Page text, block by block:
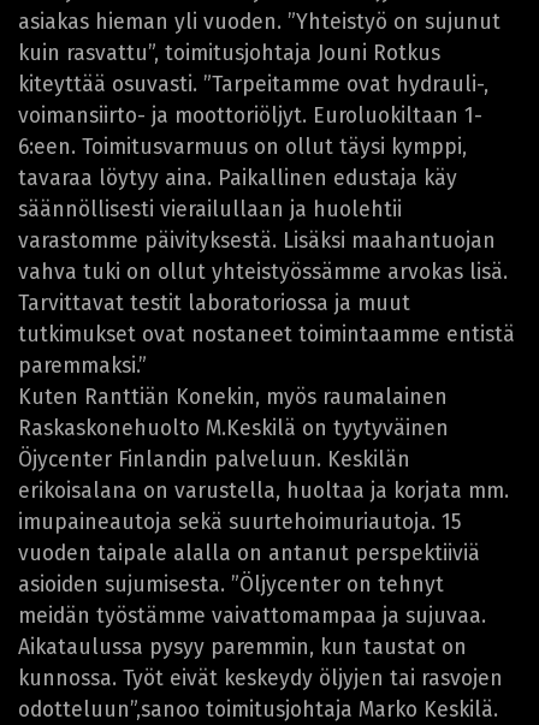
asiakas hieman yli vuoden. ”Yhteistyö on sujunut
kuin rasvattu”, toimitusjohtaja Jouni Rotkus
kiteyttää osuvasti. ”Tarpeitamme ovat hydrauli-,
voimansiirto- ja moottoriöljyt. Euroluokiltaan 1-
6:een. Toimitusvarmuus on ollut täysi kymppi,
tavaraa löytyy aina. Paikallinen edustaja käy
säännöllisesti vierailullaan ja huolehtii
varastomme päivityksestä. Lisäksi maahantuojan
vahva tuki on ollut yhteistyössämme arvokas lisä.
Tarvittavat testit laboratoriossa ja muut
tutkimukset ovat nostaneet toimintaamme entistä
paremmaksi.”
Kuten Ranttiän Konekin, myös raumalainen
Raskaskonehuolto M.Keskilä on tyytyväinen
Öjycenter Finlandin palveluun. Keskilän
erikoisalana on varustella, huoltaa ja korjata mm.
imupaineautoja sekä suurtehoimuriautoja. 15
vuoden taipale alalla on antanut perspektiiviä
asioiden sujumisesta. ”Öljycenter on tehnyt
meidän työstämme vaivattomampaa ja sujuvaa.
Aikataulussa pysyy paremmin, kun taustat on
kunnossa. Työt eivät keskeydy öljyjen tai rasvojen
odotteluun”,sanoo toimitusjohtaja Marko Keskilä.